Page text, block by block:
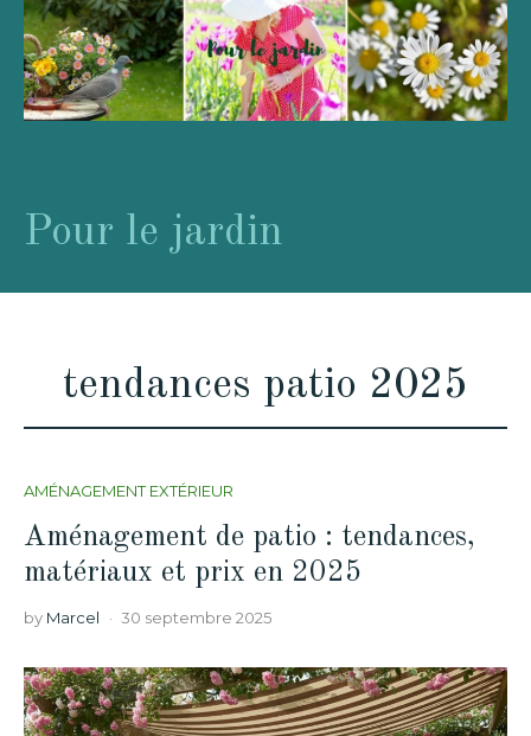
Pour le jardin
tendances patio 2025
AMÉNAGEMENT EXTÉRIEUR
Aménagement de patio : tendances,
matériaux et prix en 2025
by Marcel 30 septembre 2025